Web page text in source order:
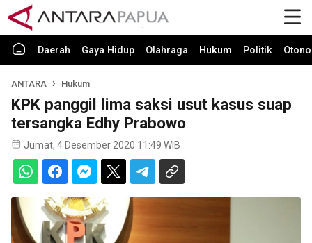
Daerah Gaya Hidup Olahraga Hukum Politik
ANTARA Hukum
KPK panggil lima saksi usut kasus suap
tersangka Edhy Prabowo
Jumat, 4 Desember 2020 11:49 WIB